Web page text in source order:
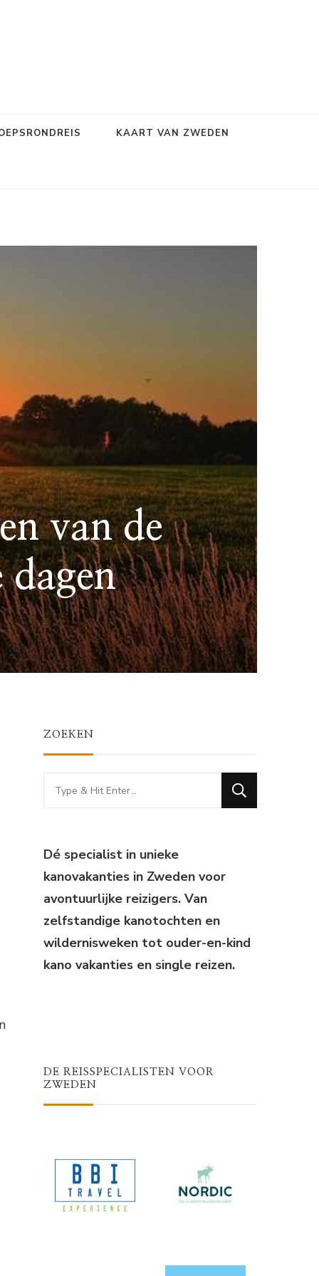
KAART VAN ZWEDEN
van de
ZOEKEN
Looking
for
Dé specialist in unieke
kanovakanties in Zweden voor
avontuurlijke reizigers. Van
zelfstandige kanotochten en
wildernisweken tot ouder-en-kind
kano vakanties en single reizen.
DE REISSPECIALISTEN VOOR
ZWEDEN